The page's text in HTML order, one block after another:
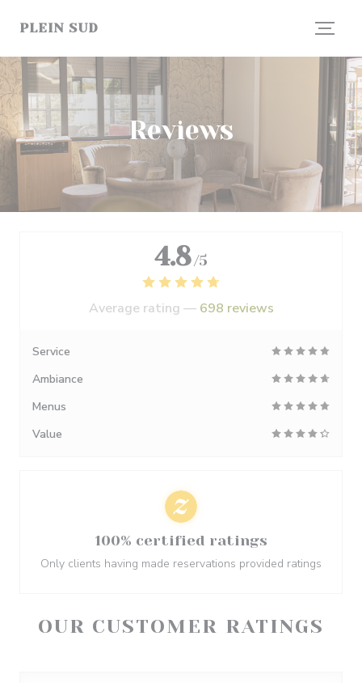
PLEIN SUD
Reviews
OUR CUSTOMER RATINGS
4.8 /5
Average rating — 698 reviews
Service
Ambiance
Menus
Value
100% certified ratings
Only clients having made reservations provided ratings